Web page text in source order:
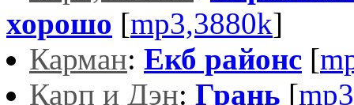
хорошо [mp3,3880k]
Карман: Екб районс [
Карп и Дэн: Грань [